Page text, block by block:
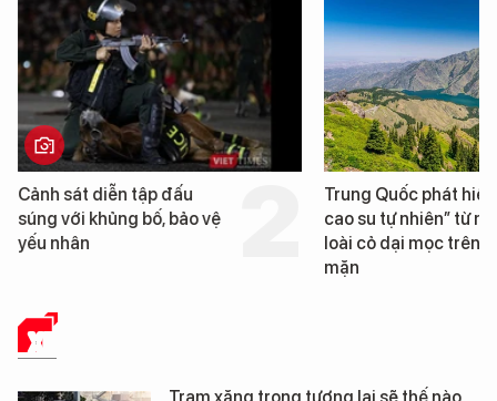
Trung Quốc phát hiện “mỏ
cao su tự nhiên” từ một
loài cỏ dại mọc trên đất
Loạt dự án bất
Đà Nẵng sắp bị
XE